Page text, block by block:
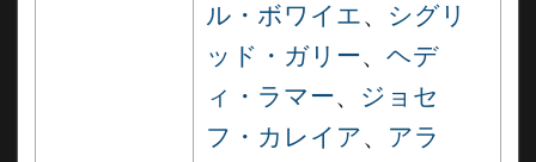
ル・ボワイエ、 シグリ
ッド・ガリー、 ヘデ
ィ・ラマー、 ジョセ
フ・カレイア、 アラ